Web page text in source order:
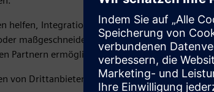
helfen, Integrationen von Parasolid zu
maßgeschneiderte Funktionen zu
Partnern ermöglicht Ihnen:
von Drittanbietern mit Parasolid